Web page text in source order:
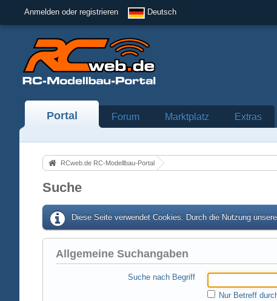
Anmelden oder registrieren Deutsch
Portal Forum Marktplatz Extras
RCweb.de RC-Modellbau-Portal
Suche
Diese Seite verwendet Cookies. Durch die Nutzung
Allgemeine Suchangaben
Suche nach Begriff
Nur Betreff